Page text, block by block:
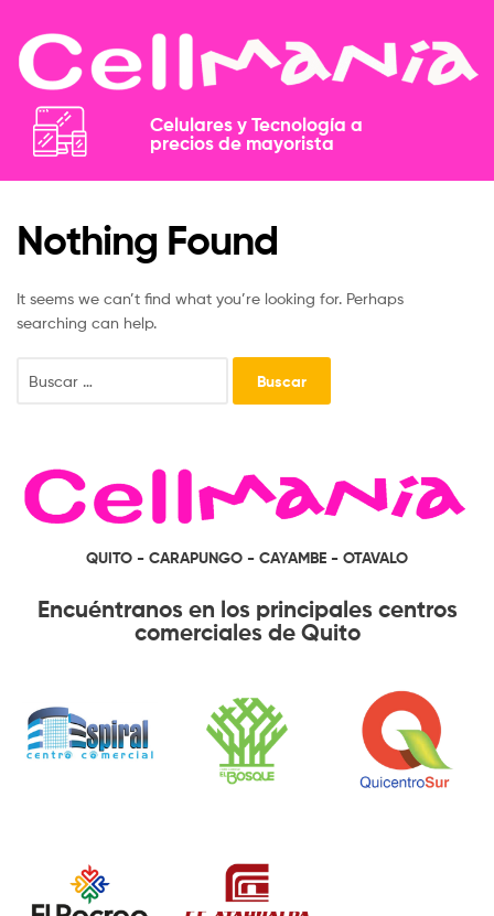
Celulares y Tecnología a
precios de mayorista​​
Nothing Found
It seems we can’t find what you’re looking for. Perhaps
searching can help.
QUITO - CARAPUNGO - CAYAMBE - OTAVALO
Encuéntranos en los principales centros
comerciales de Quito